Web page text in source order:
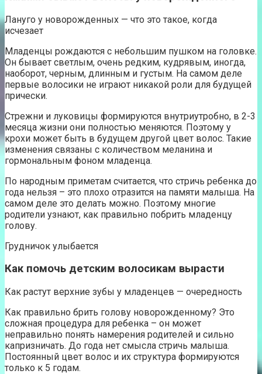
Лануго у новорожденных — что это такое, когда
исчезает
Младенцы рождаются с небольшим пушком на головке.
Он бывает светлым, очень редким, кудрявым, иногда,
наоборот, черным, длинным и густым. На самом деле
первые волосики не играют никакой роли для будущей
прически.
Стрежни и луковицы формируются внутриутробно, в 2-3
месяца жизни они полностью меняются. Поэтому у
крохи может быть в будущем другой цвет волос. Такие
изменения связаны с количеством меланина и
гормональным фоном младенца.
По народным приметам считается, что стричь ребенка до
года нельзя – это плохо отразится на памяти малыша. На
самом деле это делать можно. Поэтому многие
родители узнают, как правильно побрить младенцу
голову.
Грудничок улыбается
Как помочь детским волосикам вырасти
Как растут верхние зубы у младенцев — очередность
Как правильно брить голову новорожденному? Это
сложная процедура для ребенка – он может
неправильно понять намерения родителей и сильно
капризничать. До года нет смысла стричь малыша.
Постоянный цвет волос и их структура формируются
только к 5 годам.